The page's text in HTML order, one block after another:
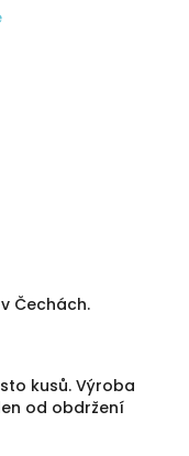
Čechách.
kusů. Výroba
od obdržení